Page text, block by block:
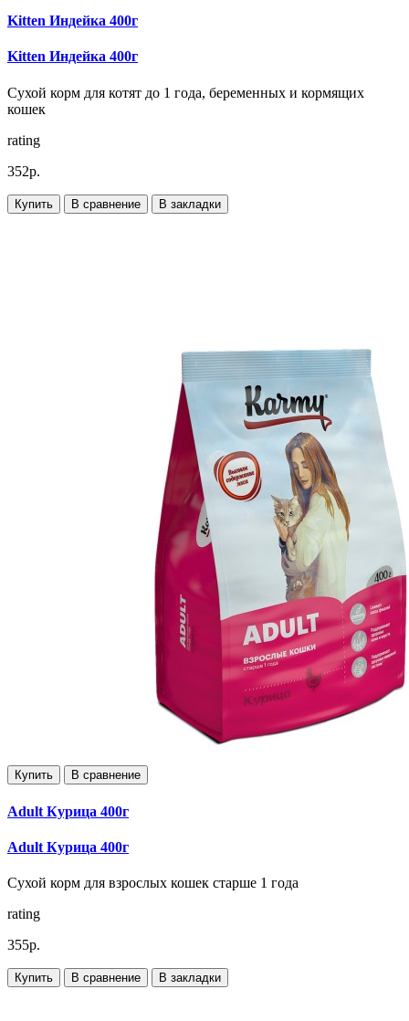
Kitten Индейка 400г
Kitten Индейка 400г
Сухой корм для котят до 1 года, беременных и кормящих
кошек
rating
352р.
Купить В сравнение В закладки
Купить В сравнение
Adult Курица 400г
Adult Курица 400г
Сухой корм для взрослых кошек старше 1 года
rating
355р.
Купить В сравнение В закладки